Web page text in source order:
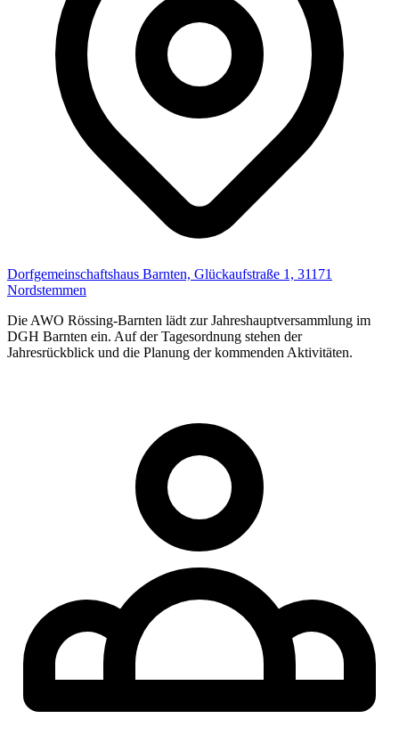
Dorfgemeinschaftshaus Barnten, Glückaufstraße 1, 31171
Nordstemmen
Die AWO Rössing-Barnten lädt zur Jahreshauptversammlung im
DGH Barnten ein. Auf der Tagesordnung stehen der
Jahresrückblick und die Planung der kommenden Aktivitäten.